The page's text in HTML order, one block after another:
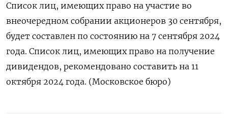
Список лиц, имеющих право на участие во
внеочередном собрании акционеров 30 сентября,
будет составлен по состоянию на 7 сентября 2024
года. Список лиц, имеющих право на получение
дивидендов, рекомендовано составить на 11
октября 2024 года. (Московское бюро)